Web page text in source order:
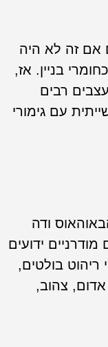
אם זה לא היה
בניין. אז,
רבים
עם גימורי
ודה
ידועים
ריהוט בולטים,
צהוב,